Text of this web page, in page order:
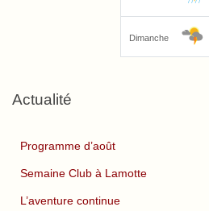
Actualité
Programme d’août
Semaine Club à Lamotte
L’aventure continue